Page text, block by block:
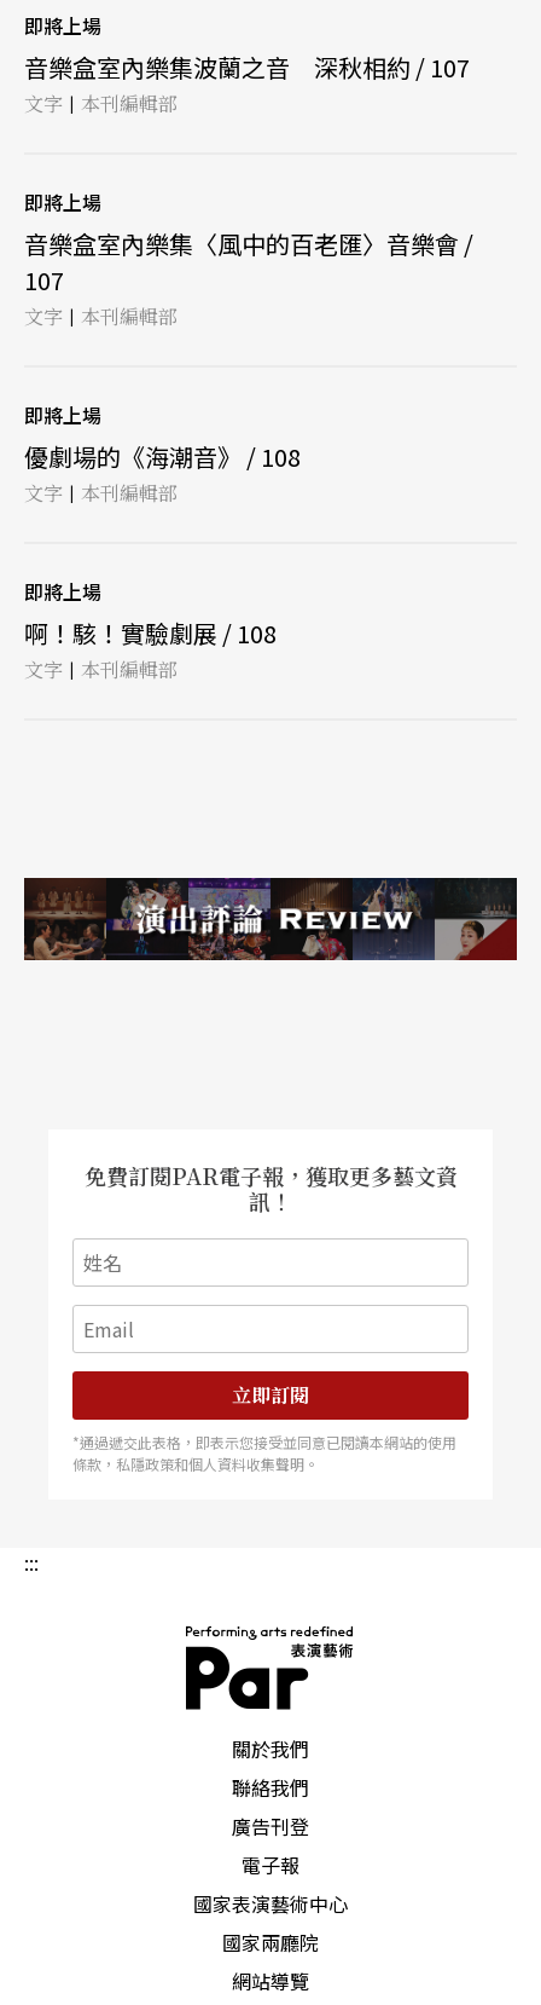
即將上場
音樂盒室內樂集波蘭之音 深秋相約 / 107
文字 | 本刊編輯部
即將上場
音樂盒室內樂集〈風中的百老匯〉音樂會 /
107
文字 | 本刊編輯部
即將上場
優劇場的《海潮音》 / 108
文字 | 本刊編輯部
即將上場
啊！駭！實驗劇展 / 108
文字 | 本刊編輯部
免費訂閱PAR電子報，獲取更多藝文資
訊！
立即訂閱
*通過遞交此表格，即表示您接受並同意已閱讀本網站的使用
條款，私隱政策和個人資料收集聲明。
:::
關於我們
聯絡我們
廣告刊登
電子報
國家表演藝術中心
國家兩廳院
網站導覽